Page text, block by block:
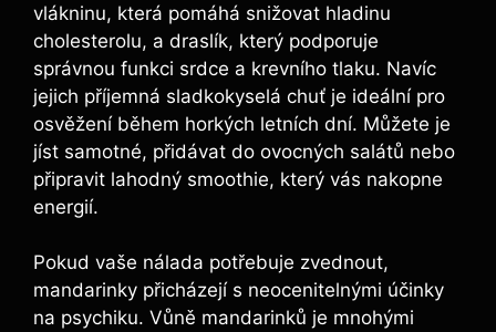
vlákninu, která pomáhá snižovat hladinu
cholesterolu, a draslík, který podporuje
správnou funkci srdce a krevního tlaku. Navíc
jejich příjemná sladkokyselá chuť je ideální pro
osvěžení během horkých letních dní. Můžete je
jíst samotné, přidávat do ovocných salátů nebo
připravit lahodný smoothie, který vás nakopne
energií.
Pokud vaše nálada potřebuje zvednout,
mandarinky přicházejí s neocenitelnými účinky
na psychiku. Vůně mandarinků je mnohými